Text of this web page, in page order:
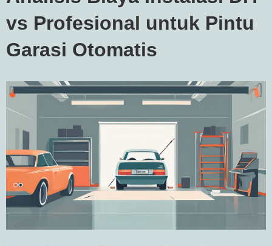
vs Profesional untuk Pintu
Garasi Otomatis